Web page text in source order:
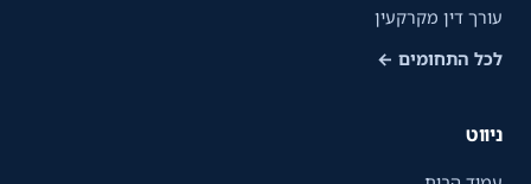
עורך דין מקרקעין
לכל התחומים ←
ניווט